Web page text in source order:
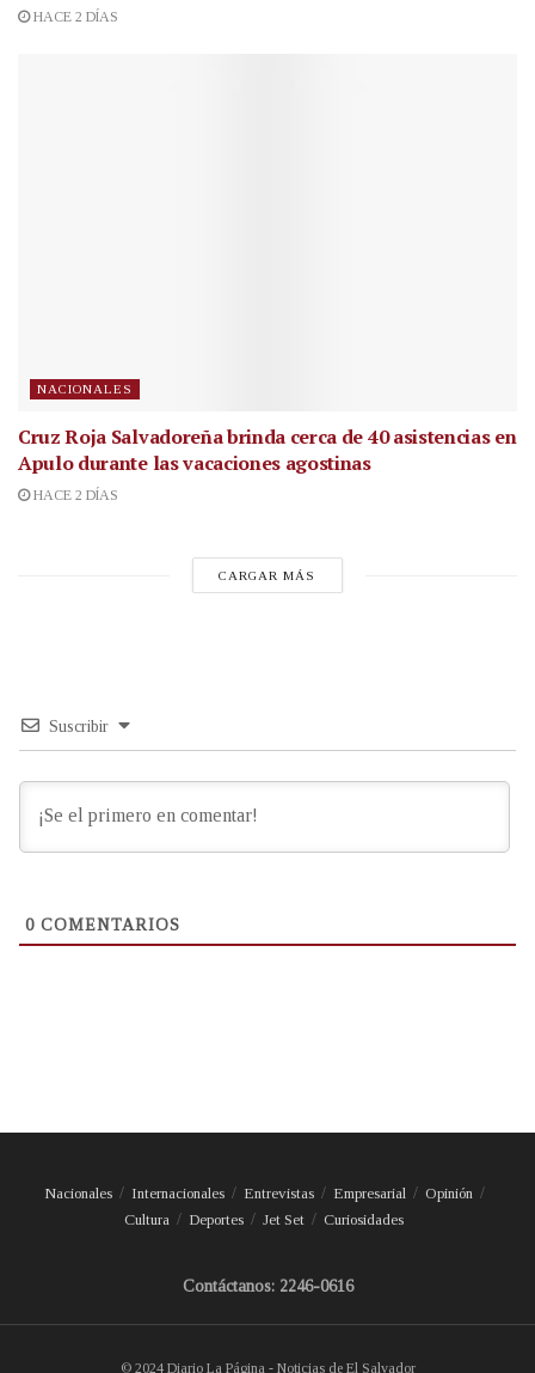
HACE 2 DÍAS
NACIONALES
Cruz Roja Salvadoreña brinda cerca de 40 asistencias en
Apulo durante las vacaciones agostinas
HACE 2 DÍAS
CARGAR MÁS
Suscribir
0 COMENTARIOS
Nacionales Internacionales Entrevistas Empresarial
Opinión
Cultura
Deportes Jet Set Curiosidades
Contáctanos: 2246-0616
© 2024 Diario La Página - Noticias de El Salvador